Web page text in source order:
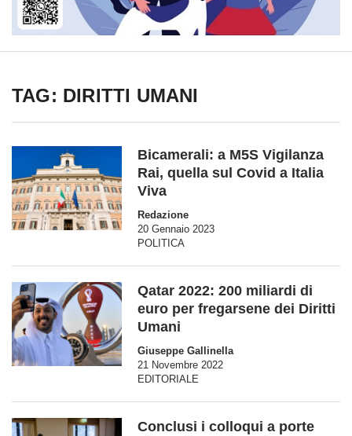
TAG: DIRITTI UMANI
Bicamerali: a M5S Vigilanza
Rai, quella sul Covid a Italia
Viva
Redazione
20 Gennaio 2023
POLITICA
Qatar 2022: 200 miliardi di
euro per fregarsene dei Diritti
Umani
Giuseppe Gallinella
21 Novembre 2022
EDITORIALE
Conclusi i colloqui a porte